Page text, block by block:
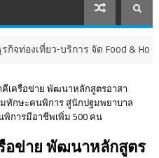
ร จัด Food & Hospitality
เครือข่าย พัฒนาหลักสูตรอาสา
ทักษะคนพิการ สู่นักปฐมพยาบาล
พิการมีอาชีพเพิ่ม 500 คน
อข่าย พัฒนาหลักสูตร